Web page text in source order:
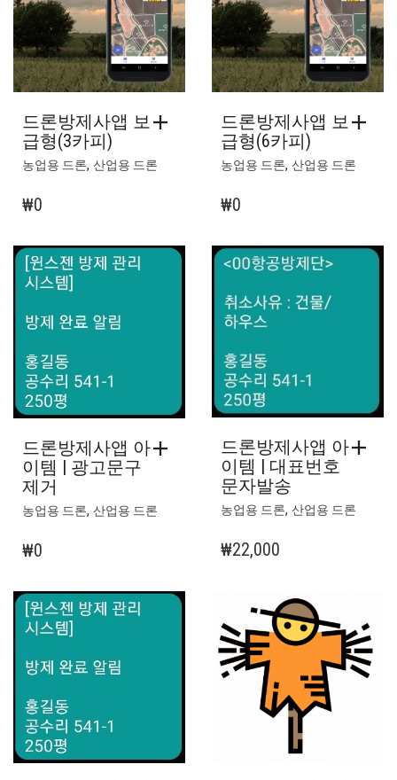
드론방제사앱 보
급형(3카피)
농업용 드론, 산업용 드론
₩0
드론방제사앱 보
급형(6카피)
농업용 드론, 산업용 드론
₩0
드론방제사앱 아
이템 | 광고문구
제거
농업용 드론, 산업용 드론
₩0
드론방제사앱 아
이템 | 대표번호
문자발송
농업용 드론, 산업용 드론
₩22,000